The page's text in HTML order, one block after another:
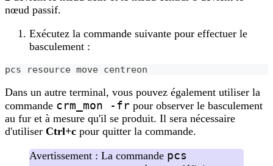
nœud passif.
Exécutez la commande suivante pour effectuer le
basculement :
pcs resource move centreon
Dans un autre terminal, vous pouvez également utiliser la
commande crm_mon -fr pour observer le basculement
au fur et à mesure qu'il se produit. Il sera nécessaire
d'utiliser Ctrl+c pour quitter la commande.
Avertissement : La commande pcs